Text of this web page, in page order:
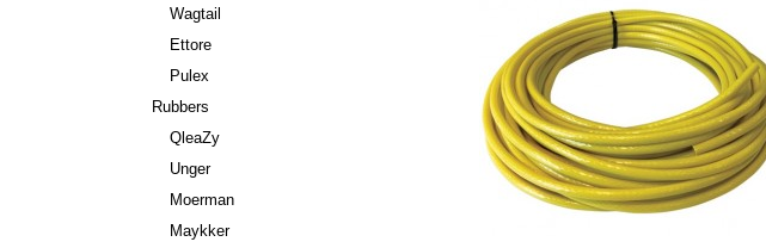
Wagtail
Ettore
Pulex
Rubbers
QleaZy
Unger
Moerman
Maykker